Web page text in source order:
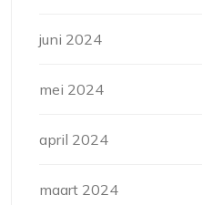
juni 2024
mei 2024
april 2024
maart 2024